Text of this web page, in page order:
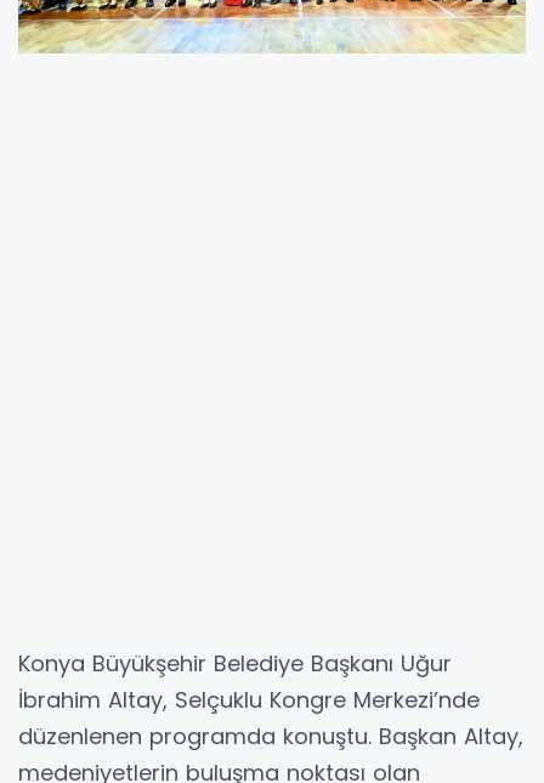
Konya Büyükşehir Belediye Başkanı Uğur
İbrahim Altay, Selçuklu Kongre Merkezi’nde
düzenlenen programda konuştu. Başkan Altay,
medeniyetlerin buluşma noktası olan